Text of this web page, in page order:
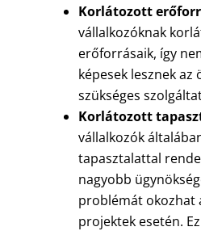
Korlátozott
vállalkozóknak
erőforrásaik, így
képesek lesznek az
szükséges
Korlátozott
vállalkozók
tapasztalattal
nagyobb
problémát okozhat
projektek esetén.